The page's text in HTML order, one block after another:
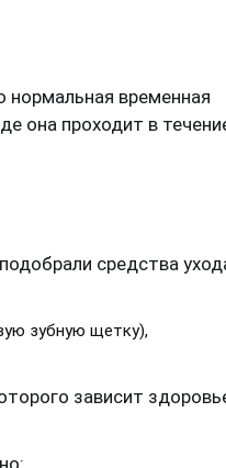
нормальная временная
она проходит в
средства
зубную щетку),
зависит